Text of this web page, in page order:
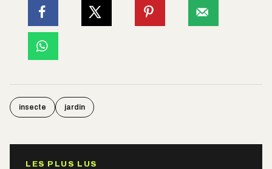
insecte jardin
LES PLUS LUS